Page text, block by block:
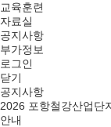
교육훈련
자료실
공지사항
부가정보
로그인
닫기
공지사항
2026 포항철강산업단
안내